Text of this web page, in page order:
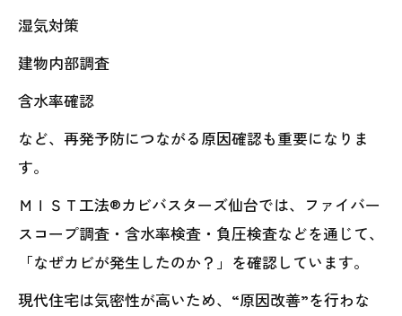
湿気対策
建物内部調査
含水率確認
など、再発予防につながる原因確認も重要になりま
す。
ＭＩＳＴ工法®カビバスターズ仙台では、ファイバー
スコープ調査・含水率検査・負圧検査などを通じて、
「なぜカビが発生したのか？」を確認しています。
現代住宅は気密性が高いため、“原因改善”を行わな